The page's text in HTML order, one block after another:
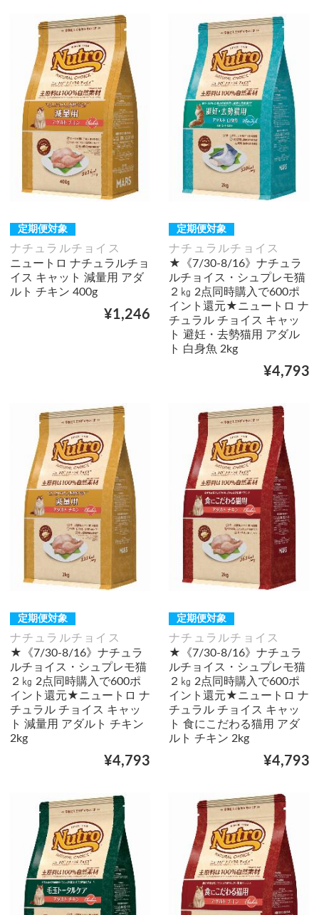
定期便対象
ナチュラルチョイス
ニュートロ ナチュラルチョ
イス キャット 減量用 アダ
ルト チキン 400g
¥1,246
定期便対象
ナチュラルチョイス
★《7/30-8/16》ナチュラ
ルチョイス・シュプレモ猫
２㎏ 2点同時購入で600ポ
イント還元★ニュートロ ナ
チュラル チョイス キャッ
ト 避妊・去勢猫用 アダル
ト 白身魚 2kg
¥4,793
定期便対象
ナチュラルチョイス
★《7/30-8/16》ナチュラ
ルチョイス・シュプレモ猫
２㎏ 2点同時購入で600ポ
イント還元★ニュートロ ナ
チュラル チョイス キャッ
ト 減量用 アダルト チキン
2kg
¥4,793
定期便対象
ナチュラルチョイス
★《7/30-8/16》ナチュラ
ルチョイス・シュプレモ猫
２㎏ 2点同時購入で600ポ
イント還元★ニュートロ ナ
チュラル チョイス キャッ
ト 食にこだわる猫用 アダ
ルト チキン 2kg
¥4,793